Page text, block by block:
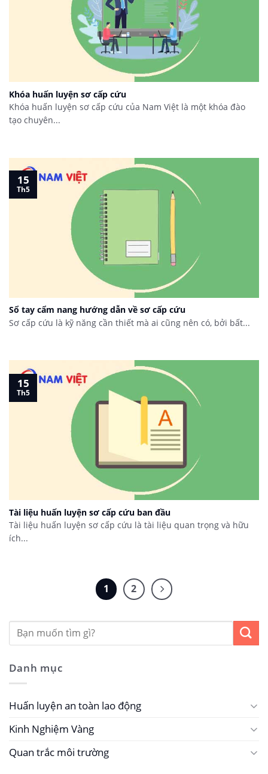
Khóa huấn luyện sơ cấp cứu
Khóa huấn luyện sơ cấp cứu của Nam Việt là một khóa đào
tạo chuyên...
Sổ tay cẩm nang hướng dẫn về sơ cấp cứu
Sơ cấp cứu là kỹ năng cần thiết mà ai cũng nên có, bởi bất...
15
Th5
Tài liệu huấn luyện sơ cấp cứu ban đầu
Tài liệu huấn luyện sơ cấp cứu là tài liệu quan trọng và hữu
ích...
15
Th5
1 2
Danh mục
Huấn luyện an toàn lao động
Kinh Nghiệm Vàng
Quan trắc môi trường